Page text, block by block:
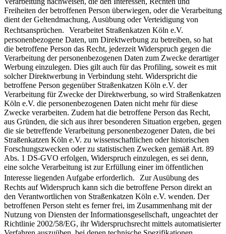
Freiheiten der betroffenen Person überwiegen, oder die Verarbeitung
dient der Geltendmachung, Ausübung oder Verteidigung von
Rechtsansprüchen. Verarbeitet Straßenkatzen Köln e.V.
personenbezogene Daten, um Direktwerbung zu betreiben, so hat
die betroffene Person das Recht, jederzeit Widerspruch gegen die
Verarbeitung der personenbezogenen Daten zum Zwecke derartiger
Werbung einzulegen. Dies gilt auch für das Profiling, soweit es mit
solcher Direktwerbung in Verbindung steht. Widerspricht die
betroffene Person gegenüber Straßenkatzen Köln e.V. der
Verarbeitung für Zwecke der Direktwerbung, so wird Straßenkatzen
Köln e.V. die personenbezogenen Daten nicht mehr für diese
Zwecke verarbeiten. Zudem hat die betroffene Person das Recht,
aus Gründen, die sich aus ihrer besonderen Situation ergeben, gegen
die sie betreffende Verarbeitung personenbezogener Daten, die bei
Straßenkatzen Köln e.V. zu wissenschaftlichen oder historischen
Forschungszwecken oder zu statistischen Zwecken gemäß Art. 89
Abs. 1 DS-GVO erfolgen, Widerspruch einzulegen, es sei denn,
eine solche Verarbeitung ist zur Erfüllung einer im öffentlichen
Interesse liegenden Aufgabe erforderlich. Zur Ausübung des
Rechts auf Widerspruch kann sich die betroffene Person direkt an
den Verantwortlichen von Straßenkatzen Köln e.V. wenden. Der
betroffenen Person steht es ferner frei, im Zusammenhang mit der
Nutzung von Diensten der Informationsgesellschaft, ungeachtet der
Richtlinie 2002/58/EG, ihr Widerspruchsrecht mittels automatisierter